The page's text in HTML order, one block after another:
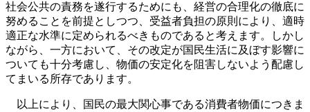
社会公共の責務を遂行するためにも、経営の合理化の徹底に
努めることを前提としつつ、受益者負担の原則により、適時
適正な水準に定められるべきものであると考えます。しかし
ながら、一方において、その改定が国民生活に及ぼす影響に
ついても十分考慮し、物価の安定化を阻害しないよう配慮し
てまいる所存であります。
以上により、国民の最大関心事である消費者物価につきま